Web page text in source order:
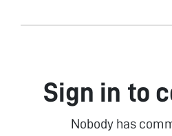
Sign in to
Nobody has